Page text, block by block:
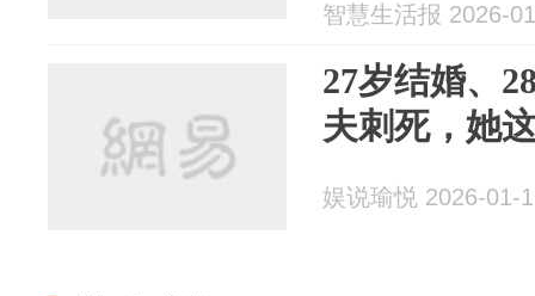
智慧生活报 2026-
27岁结婚、
夫刺死，她
娱说瑜悦 2026-01-